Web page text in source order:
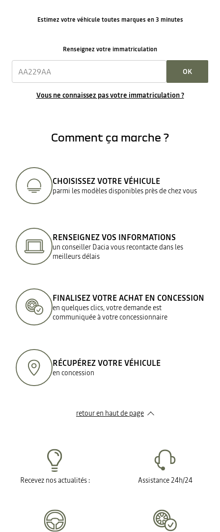
Estimez votre véhicule toutes marques en 3 minutes
Renseignez votre immatriculation
OK
Vous ne connaissez pas votre immatriculation ?
Comment ça marche ?
CHOISISSEZ VOTRE VÉHICULE
parmi les modèles disponibles près de chez vous
RENSEIGNEZ VOS INFORMATIONS
un conseiller Dacia vous recontacte dans les
meilleurs délais
FINALISEZ VOTRE ACHAT EN CONCESSION
en quelques clics, votre demande est
communiquée à votre concessionnaire
RÉCUPÉREZ VOTRE VÉHICULE
en concession
retour en haut de page​
Recevez nos actualités : Assistance 24h/24